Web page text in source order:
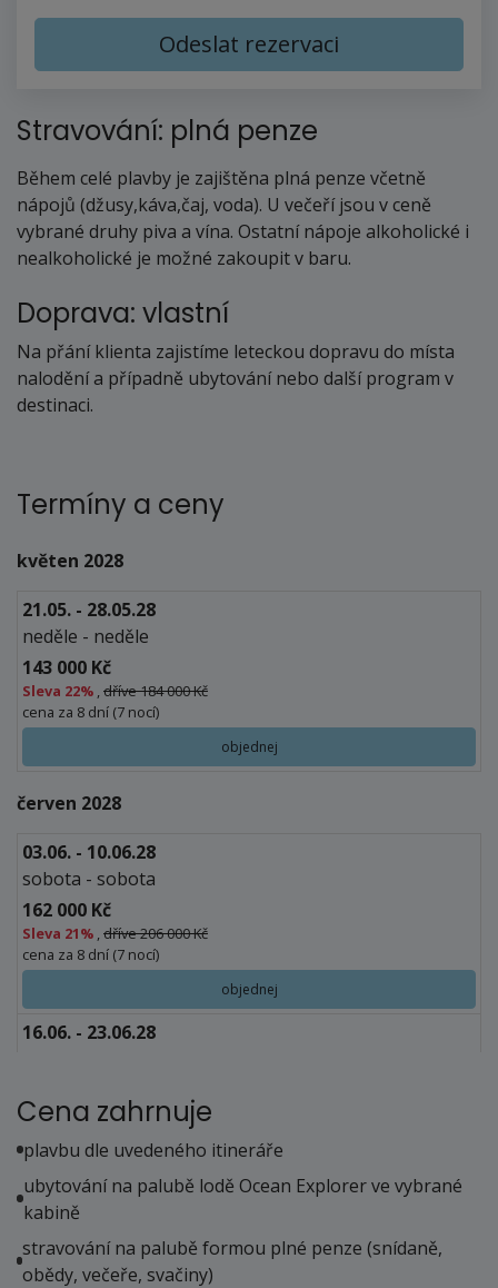
Odeslat rezervaci
Stravování: plná penze
Během celé plavby je zajištěna plná penze včetně
nápojů (džusy,káva,čaj, voda). U večeří jsou v ceně
vybrané druhy piva a vína. Ostatní nápoje alkoholické i
nealkoholické je možné zakoupit v baru.
Doprava: vlastní
Na přání klienta zajistíme leteckou dopravu do místa
nalodění a případně ubytování nebo další program v
destinaci.
Termíny a ceny
květen 2028
21.05. - 28.05.28
neděle - neděle
143 000 Kč
Sleva 22% dříve 184 000 Kč
cena za 8 dní (7 nocí)
objednej
červen 2028
03.06. - 10.06.28
sobota - sobota
162 000 Kč
Sleva 21% dříve 206 000 Kč
cena za 8 dní (7 nocí)
objednej
16.06. - 23.06.28
Sleva21% ,dříve 206 000 Kč
Cena zahrnuje
plavbu dle uvedeného itineráře
ubytování na palubě lodě Ocean Explorer ve vybrané
kabině
stravování na palubě formou plné penze (snídaně,
obědy, večeře, svačiny)